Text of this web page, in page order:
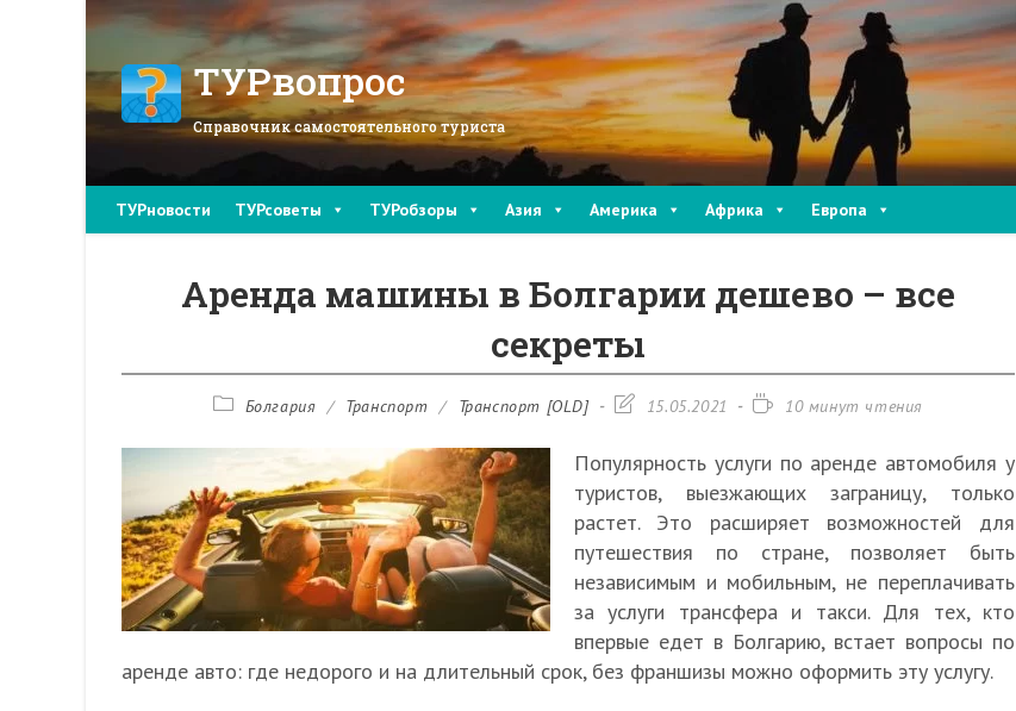
ТУРвопрос
Справочник самостоятельного туриста
ТУРновости ТУРсоветы ТУРобзоры Азия Америка Африка Европа
Аренда машины в Болгарии дешево – все
секреты
РубрикаБолгария / Транспорт / Транспорт [OLD]
Запись15.05.2021
Время10 минут чтения
Популярность услуги по аренде автомобиля у
туристов, выезжающих заграницу, только
растет. Это расширяет возможностей для
путешествия по стране, позволяет быть
независимым и мобильным, не переплачивать
за услуги трансфера и такси. Для тех, кто
впервые едет в Болгарию, встает вопросы по
аренде авто: где недорого и на длительный срок, без франшизы можно оформить эту услугу.